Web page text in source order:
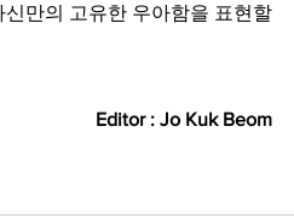
만의 고유한 우아함을 표현할
Editor : Jo Kuk Beom